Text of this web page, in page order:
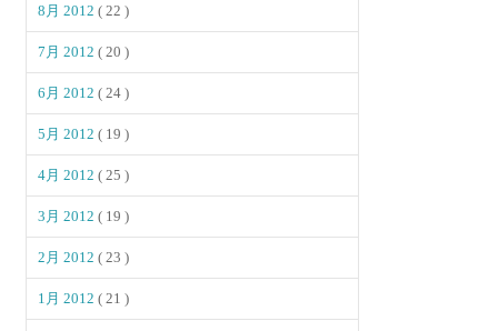
8月 2012( 22 )
7月 2012( 20 )
6月 2012( 24 )
5月 2012( 19 )
4月 2012( 25 )
3月 2012( 19 )
2月 2012( 23 )
1月 2012( 21 )